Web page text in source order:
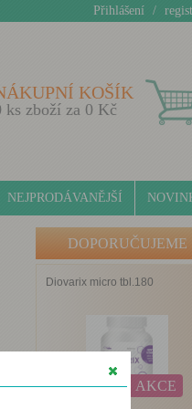
Přihlášení /
KOŠÍK
ks zboží za 0 Kč
NEJPRODÁVANĚJŠÍ
DOPORUČUJEME
AKCE
Diovarix micro tbl.180